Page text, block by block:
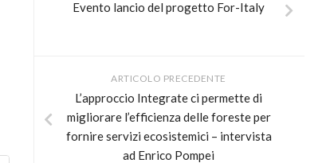
Evento lancio del progetto For-Italy
ARTICOLO PRECEDENTE
L’approccio Integrate ci permette di
migliorare l’efficienza delle foreste per
fornire servizi ecosistemici – intervista
ad Enrico Pompei